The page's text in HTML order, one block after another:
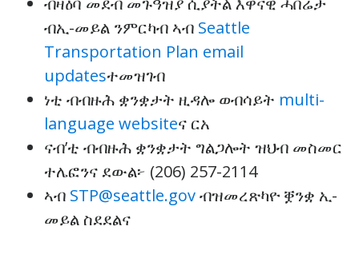
ብኢ-መይል ንምርካብ ኣብ Seattle
Transportation Plan email
updatesተመዝገብ
ነቲ ብብዙሕ ቋንቋታት ዚዳሎ ወብሳይት multi-
language websiteና ርአ
ናብ’ቲ ብብዙሕ ቋንቋታት ግልጋሎት ዝህብ መስመር
ተሌፎንና ደውል፦ (206) 257-2114
ኣብ STP@seattle.govብዝመረጽካዮ ቛንቋ ኢ-
መይል ስደደልና